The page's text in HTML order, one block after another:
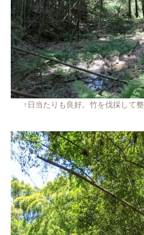
↑日当たりも良好。竹を伐採して